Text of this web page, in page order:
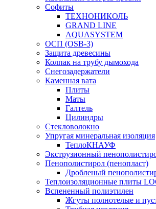
Софиты
ТЕХНОНИКОЛЬ
GRAND LINE
AQUASYSTEM
ОСП (OSB-3)
Защита древесины
Колпак на трубу дымохода
Снегозадержатели
Каменная вата
Плиты
Маты
Галтель
Цилиндры
Стекловолокно
Упругая минеральная изоляция
ТеплоКНАУФ
Экструзионный
Пенополистирол (пенопласт)
Дробленый
Теплоизоляционные плиты
Вспененный полиэтилен
Жгуты полнотелые и